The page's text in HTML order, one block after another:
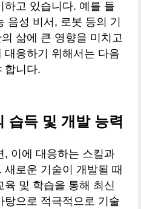
하고 있습니다. 예를 들
음성 비서, 로봇 등의 기
삶에 큰 영향을 미치고
대응하기 위해서는 다음
합니다.
습득 및 개발 능력
, 이에 대응하는 스킬과
로운 기술이 개발될 때
및 학습을 통해 최신
탕으로 적극적으로 기술